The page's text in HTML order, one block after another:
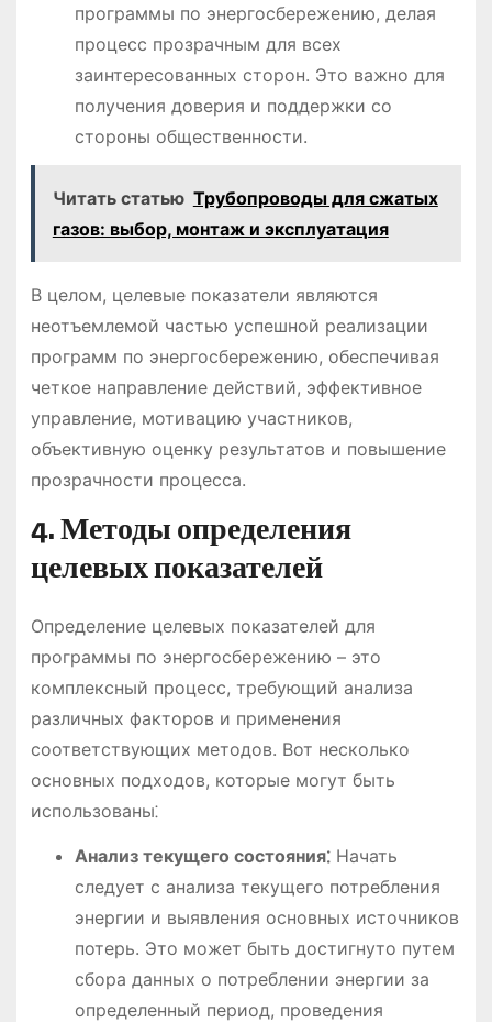
программы по энергосбережению, делая
процесс прозрачным для всех
заинтересованных сторон. Это важно для
получения доверия и поддержки со
стороны общественности.
Читать статью Трубопроводы для сжатых
газов: выбор, монтаж и эксплуатация
В целом, целевые показатели являются
неотъемлемой частью успешной реализации
программ по энергосбережению, обеспечивая
четкое направление действий, эффективное
управление, мотивацию участников,
объективную оценку результатов и повышение
прозрачности процесса.
4. Методы определения
целевых показателей
Определение целевых показателей для
программы по энергосбережению – это
комплексный процесс, требующий анализа
различных факторов и применения
соответствующих методов. Вот несколько
основных подходов, которые могут быть
использованы⁚
Анализ текущего состояния⁚Начать
следует с анализа текущего потребления
энергии и выявления основных источников
потерь. Это может быть достигнуто путем
сбора данных о потреблении энергии за
определенный период, проведения